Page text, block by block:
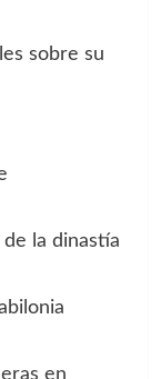
sobre su
la dinastía
en